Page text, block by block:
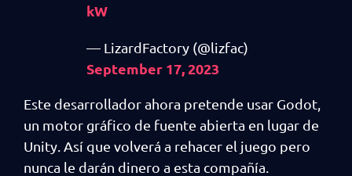
kW
— LizardFactory (@lizfac)
September 17, 2023
Este desarrollador ahora pretende usar Godot,
un motor gráfico de fuente abierta en lugar de
Unity. Así que volverá a rehacer el juego pero
nunca le darán dinero a esta compañía.